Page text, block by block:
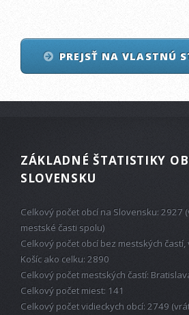
PREJSŤ NA VLASTNÚ
ZÁKLADNÉ ŠTATISTIKY
SLOVENSKU
Celkový počet obcí na Slovensku: 2927
mestské časti spolu)
Celkový počet obcí bez mestských
Košíc ako celku: 2890
Celkový počet mestských častí:
Celkový počet miest: 141
Celkový počet vidieckych obcí: 2749